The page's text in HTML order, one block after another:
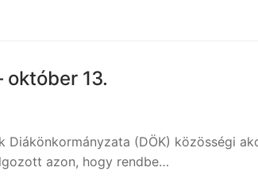
október 13.
Diákönkormányzata (DÖK) közösségi
azon, hogy rendbe…